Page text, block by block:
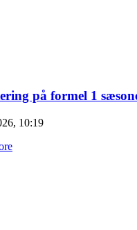
på formel 1
10:19